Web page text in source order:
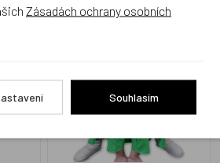
Král Karnevalový kostým Žába
Zásadách ochrany osobních
Souhlasím